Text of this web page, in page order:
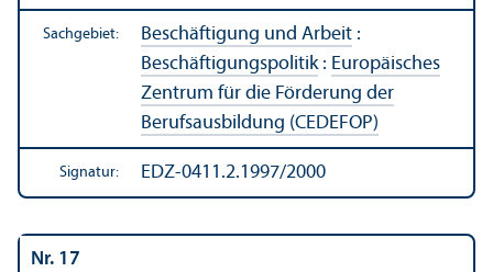
Sachgebiet: Beschäftigung und Arbeit :
Beschäftigungs­politik: Europäisches
Zentrum für die Förderung der
Berufsausbildung (CEDEFOP)
Signatur: EDZ-0411.2.1997/2000
Nr. 17